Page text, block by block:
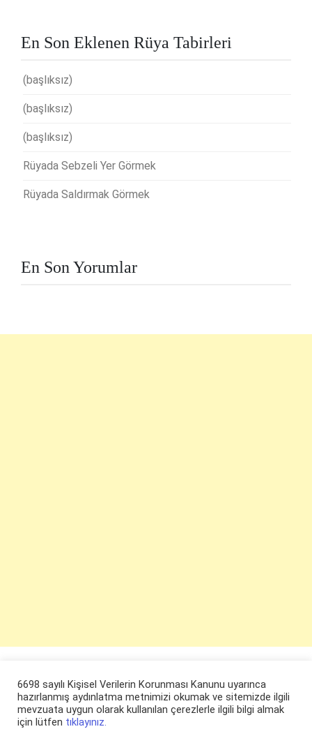
En Son Eklenen Rüya Tabirleri
(başlıksız)
(başlıksız)
(başlıksız)
Rüyada Sebzeli Yer Görmek
Rüyada Saldırmak Görmek
En Son Yorumlar
6698 sayılı Kişisel Verilerin Korunması Kanunu uyarınca
hazırlanmış aydınlatma metnimizi okumak ve sitemizde ilgili
mevzuata uygun olarak kullanılan çerezlerle ilgili bilgi almak
için lütfen tıklayınız.